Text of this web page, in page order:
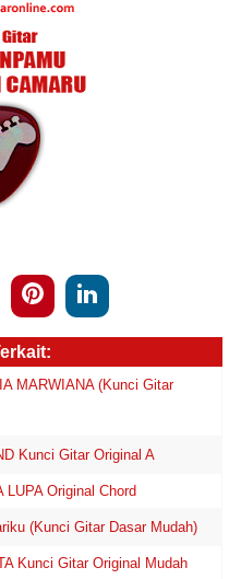
MARWIANA (Kunci Gitar
Kunci Gitar Original A
Original Chord
(Kunci Gitar Dasar Mudah)
Kunci Gitar Original Mudah